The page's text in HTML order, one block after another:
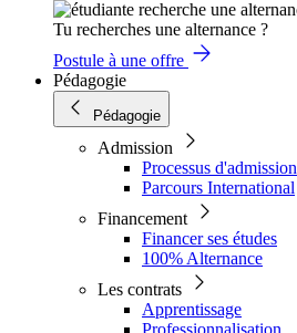
Tu recherches une alternance ?
Postule à une offre
Pédagogie
Pédagogie
Admission
Processus d'admission
Parcours International
Financement
Financer ses études
100% Alternance
Les contrats
Apprentissage
Professionnalisation